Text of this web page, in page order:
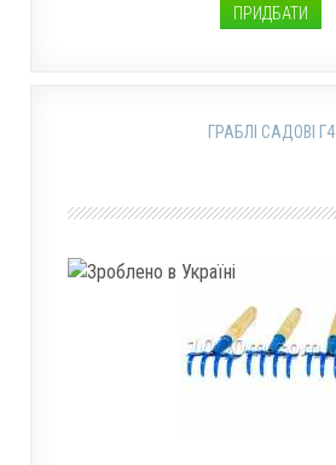
ПРИДБАТИ
ГРАБЛІ САДОВІ Г4